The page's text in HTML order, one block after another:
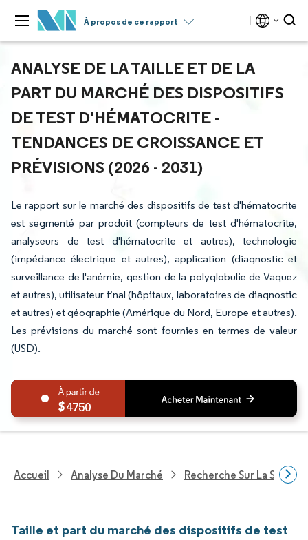
À propos de ce rapport
ANALYSE DE LA TAILLE ET DE LA
PART DU MARCHÉ DES DISPOSITIFS
DE TEST D'HÉMATOCRITE -
TENDANCES DE CROISSANCE ET
PRÉVISIONS (2026 - 2031)
Le rapport sur le marché des dispositifs de test d'hématocrite
est segmenté par produit (compteurs de test d'hématocrite,
analyseurs de test d'hématocrite et autres), technologie
(impédance électrique et autres), application (diagnostic et
surveillance de l'anémie, gestion de la polyglobulie de Vaquez
et autres), utilisateur final (hôpitaux, laboratoires de diagnostic
et autres) et géographie (Amérique du Nord, Europe et autres).
Les prévisions du marché sont fournies en termes de valeur
(USD).
4750
Accueil Analyse Du Marché Recherche Sur La Santé
Taille et part du marché des dispositifs de test